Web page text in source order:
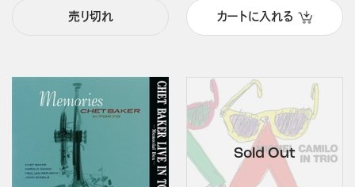
売り切れ カートに入れる